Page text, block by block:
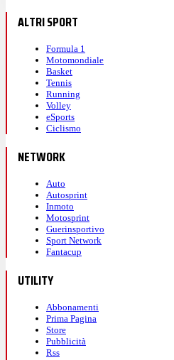
ALTRI SPORT
Formula 1
Motomondiale
Basket
Tennis
Running
Volley
eSports
Ciclismo
NETWORK
Auto
Autosprint
Inmoto
Motosprint
Guerinsportivo
Sport Network
Fantacup
UTILITY
Abbonamenti
Prima Pagina
Store
Pubblicità
Rss